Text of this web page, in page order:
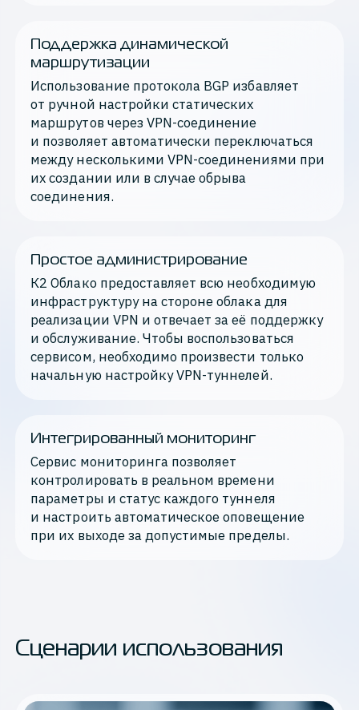
Поддержка динамической
маршрутизации
Использование протокола BGP избавляет
от ручной настройки статических
маршрутов через VPN-соединение
и позволяет автоматически переключаться
между несколькими VPN-соединениями при
их создании или в случае обрыва
соединения.
Простое администрирование
К2 Облако предоставляет всю необходимую
инфраструктуру на стороне облака для
реализации VPN и отвечает за её поддержку
и обслуживание. Чтобы воспользоваться
сервисом, необходимо произвести только
начальную настройку VPN-туннелей.
Интегрированный мониторинг
Сервис мониторинга позволяет
контролировать в реальном времени
параметры и статус каждого туннеля
и настроить автоматическое оповещение
при их выходе за допустимые пределы.
Сценарии использования